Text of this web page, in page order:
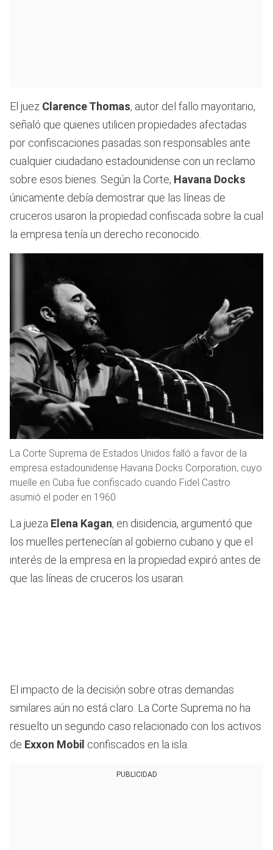
El juez Clarence Thomas, autor del fallo mayoritario,
señaló que quienes utilicen propiedades afectadas
por confiscaciones pasadas son responsables ante
cualquier ciudadano estadounidense con un reclamo
sobre esos bienes. Según la Corte, Havana Docks
únicamente debía demostrar que las líneas de
cruceros usaron la propiedad confiscada sobre la cual
la empresa tenía un derecho reconocido.
La Corte Suprema de Estados Unidos falló a favor de la
empresa estadounidense Havana Docks Corporation, cuyo
muelle en Cuba fue confiscado cuando Fidel Castro
asumió el poder en 1960
La jueza Elena Kagan, en disidencia, argumentó que
los muelles pertenecían al gobierno cubano y que el
interés de la empresa en la propiedad expiró antes de
que las líneas de cruceros los usaran.
El impacto de la decisión sobre otras demandas
similares aún no está claro. La Corte Suprema no ha
resuelto un segundo caso relacionado con los activos
de Exxon Mobil confiscados en la isla.
PUBLICIDAD